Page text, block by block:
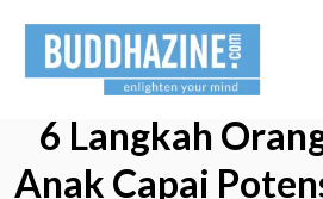
6 Langkah
Anak Capai